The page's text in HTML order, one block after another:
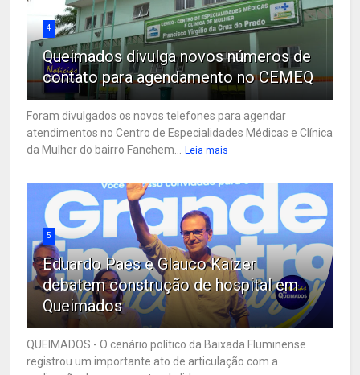
4
Queimados divulga novos números de
contato para agendamento no CEMEQ
Foram divulgados os novos telefones para agendar
atendimentos no Centro de Especialidades Médicas e Clínica
da Mulher do bairro Fanchem... Leia mais
5
Eduardo Paes e Glauco Kaizer
debatem construção de hospital em
Queimados
QUEIMADOS - O cenário político da Baixada Fluminense
registrou um importante ato de articulação com a